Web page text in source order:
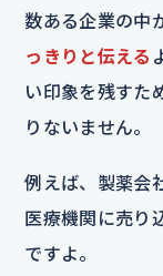
数ある企業の中
っきりと伝える
い印象を残すた
りないません。
例えば、製薬会
医療機関に売り
ですよ。